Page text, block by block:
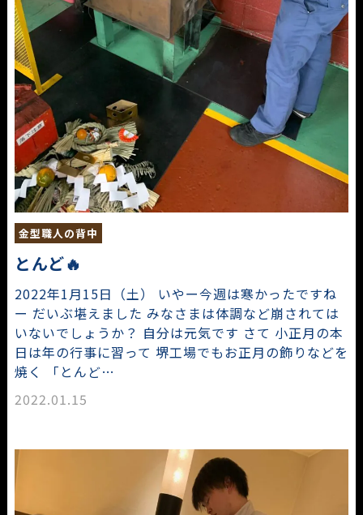
金型職人の背中
とんど🔥
2022年1月15日（土） いやー今週は寒かったですね
ー だいぶ堪えました みなさまは体調など崩されては
いないでしょうか？ 自分は元気です さて 小正月の本
日は年の行事に習って 堺工場でもお正月の飾りなどを
焼く 「とんど…
2022.01.15